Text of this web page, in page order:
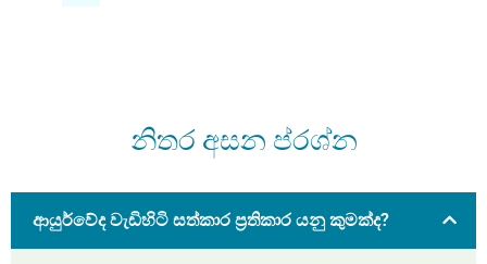
නිතර අසන ප්රශ්න
ආයුර්වේද වැඩිහිටි සත්කාර ප්‍රතිකාර යනු කුමක්ද?